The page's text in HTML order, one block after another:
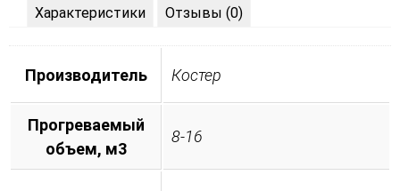
Характеристики Отзывы (0)
Производитель Костер
Прогреваемый
объем, м3
8-16